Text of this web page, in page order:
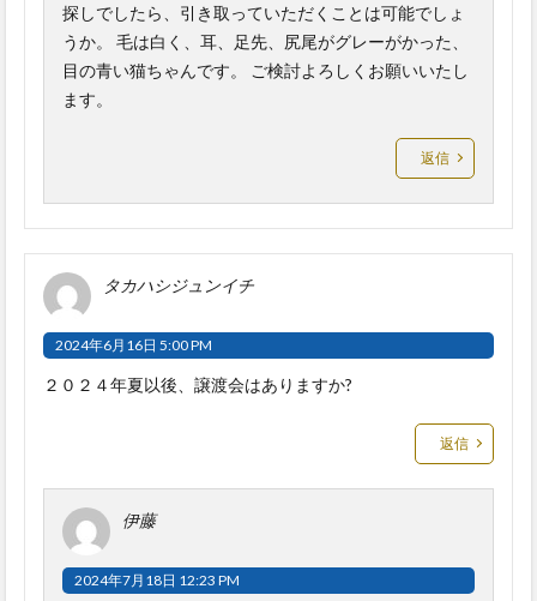
探しでしたら、引き取っていただくことは可能でしょ
うか。 毛は白く、耳、足先、尻尾がグレーがかった、
目の青い猫ちゃんです。 ご検討よろしくお願いいたし
ます。
返信
タカハシジュンイチ
2024年6月16日 5:00 PM
２０２４年夏以後、譲渡会はありますか?
返信
伊藤
2024年7月18日 12:23 PM